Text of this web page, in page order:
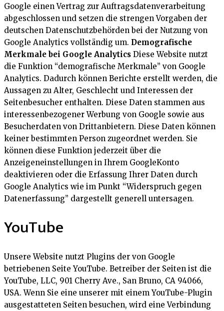
Google einen Vertrag zur Auftragsdatenverarbeitung
abgeschlossen und setzen die strengen Vorgaben der
deutschen Datenschutzbehörden bei der Nutzung von
Google Analytics vollständig um. Demografische
Merkmale bei Google Analytics Diese Website nutzt
die Funktion “demografische Merkmale” von Google
Analytics. Dadurch können Berichte erstellt werden, die
Aussagen zu Alter, Geschlecht und Interessen der
Seitenbesucher enthalten. Diese Daten stammen aus
interessenbezogener Werbung von Google sowie aus
Besucherdaten von Drittanbietern. Diese Daten können
keiner bestimmten Person zugeordnet werden. Sie
können diese Funktion jederzeit über die
Anzeigeneinstellungen in Ihrem GoogleKonto
deaktivieren oder die Erfassung Ihrer Daten durch
Google Analytics wie im Punkt “Widerspruch gegen
Datenerfassung” dargestellt generell untersagen.
YouTube
Unsere Website nutzt Plugins der von Google
betriebenen Seite YouTube. Betreiber der Seiten ist die
YouTube, LLC, 901 Cherry Ave., San Bruno, CA 94066,
USA. Wenn Sie eine unserer mit einem YouTube-Plugin
ausgestatteten Seiten besuchen, wird eine Verbindung